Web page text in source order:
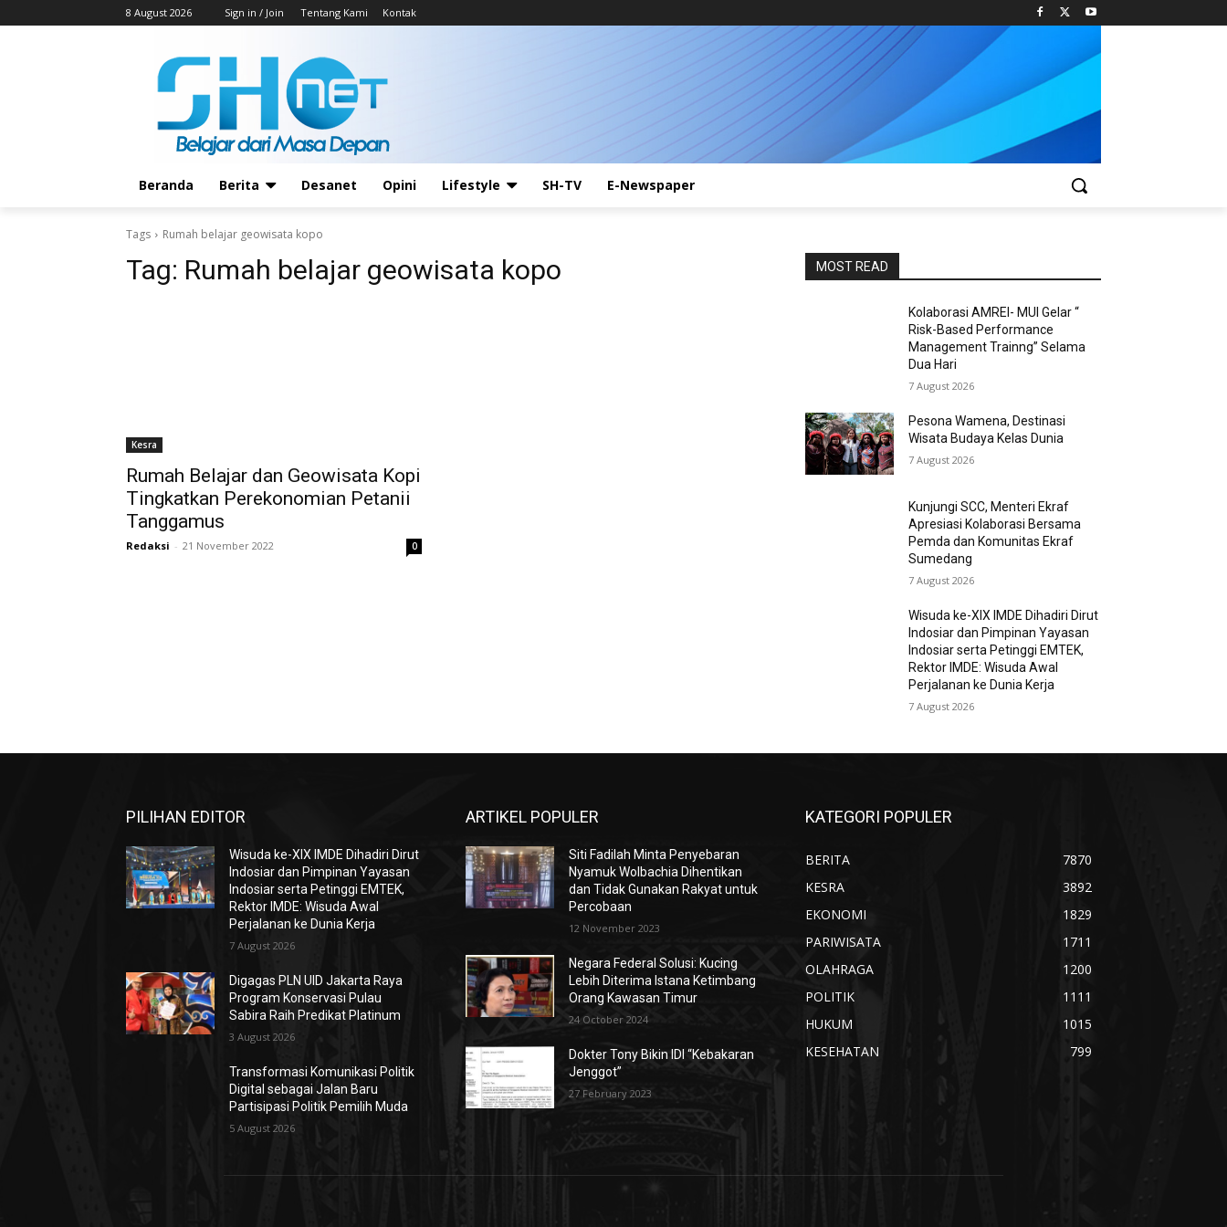
8 August 2026 Sign in / Join Tentang Kami Kontak
Beranda Berita Desanet Opini Lifestyle SH-TV E-Newspaper
Tags Rumah belajar geowisata kopo
Tag: Rumah belajar geowisata kopo
Kesra
Rumah Belajar dan Geowisata Kopi
Tingkatkan Perekonomian Petanii
Tanggamus
Redaksi - 21 November 2022 0
MOST READ
Kolaborasi AMREI- MUI Gelar “
Risk-Based Performance
Management Trainng” Selama
Dua Hari
7 August 2026
Pesona Wamena, Destinasi
Wisata Budaya Kelas Dunia
7 August 2026
Kunjungi SCC, Menteri Ekraf
Apresiasi Kolaborasi Bersama
Pemda dan Komunitas Ekraf
Sumedang
7 August 2026
Wisuda ke-XIX IMDE Dihadiri Dirut
Indosiar dan Pimpinan Yayasan
Indosiar serta Petinggi EMTEK,
Rektor IMDE: Wisuda Awal
Perjalanan ke Dunia Kerja
7 August 2026
PILIHAN EDITOR
Wisuda ke-XIX IMDE Dihadiri Dirut
Indosiar dan Pimpinan Yayasan
Indosiar serta Petinggi EMTEK,
Rektor IMDE: Wisuda Awal
Perjalanan ke Dunia Kerja
7 August 2026
Digagas PLN UID Jakarta Raya
Program Konservasi Pulau
Sabira Raih Predikat Platinum
3 August 2026
Transformasi Komunikasi Politik
Digital sebagai Jalan Baru
Partisipasi Politik Pemilih Muda
5 August 2026
ARTIKEL POPULER
Siti Fadilah Minta Penyebaran
Nyamuk Wolbachia Dihentikan
dan Tidak Gunakan Rakyat untuk
Percobaan
12 November 2023
Negara Federal Solusi: Kucing
Lebih Diterima Istana Ketimbang
Orang Kawasan Timur
24 October 2024
Dokter Tony Bikin IDI “Kebakaran
Jenggot”
27 February 2023
KATEGORI POPULER
BERITA
7870
KESRA
3892
EKONOMI
1829
PARIWISATA
1711
OLAHRAGA
1200
POLITIK
1111
HUKUM
1015
KESEHATAN
799